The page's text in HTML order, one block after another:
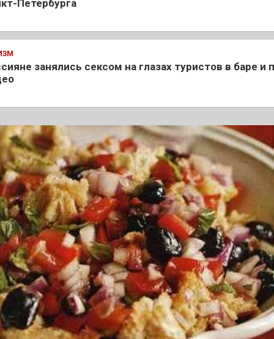
Петербурга
занялись сексом на глазах туристов в баре и